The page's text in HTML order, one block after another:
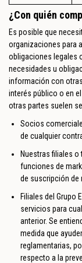
¿Con quién
Es posible que
organizaciones para
obligaciones legales
necesidades u
información con
interés público o en
otras partes suelen
Socios
de cualquier
Nuestras filiales
funciones de
de suscripción de
Filiales del Grupo
servicios para
anterior. Se
medida que
reglamentarias,
respecto a la